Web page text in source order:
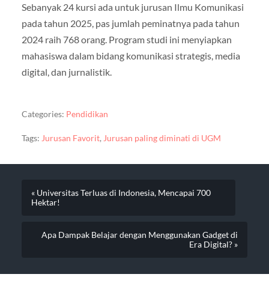
Sebanyak 24 kursi ada untuk jurusan Ilmu Komunikasi
pada tahun 2025, pas jumlah peminatnya pada tahun
2024 raih 768 orang. Program studi ini menyiapkan
mahasiswa dalam bidang komunikasi strategis, media
digital, dan jurnalistik.
Categories: Pendidikan
Tags: Jurusan Favorit,Jurusan paling diminati di UGM
« Universitas Terluas di Indonesia, Mencapai 700
Hektar!
Apa Dampak Belajar dengan Menggunakan Gadget di
Era Digital? »